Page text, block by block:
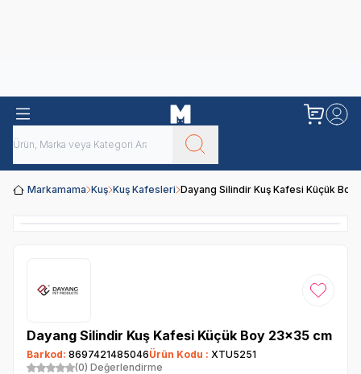
Markamama Kuş Kuş Kafesleri Dayang Silindir Kuş Kafesi Küçük
Favoriye
Dayang Silindir Kuş Kafesi Küçük Boy 23x35 cm
Barkod: 8697421485046Ürün Kodu : XTU5251
(0) Değerlendirme